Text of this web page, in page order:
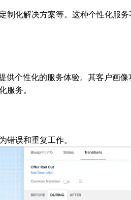
制化解决方案等。这种个性化服务
供个性化的服务体验。其客户画像
服务。
错误和重复工作。